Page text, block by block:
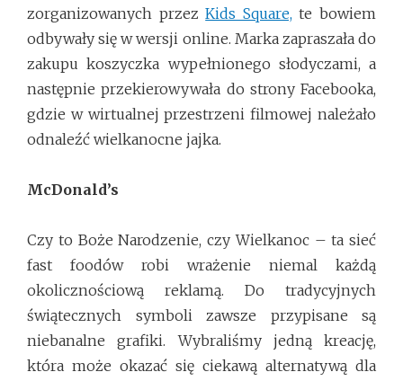
zorganizowanych przezKids Square,te bowiem
odbywały się w wersji online. Marka zapraszała do
zakupu koszyczka wypełnionego słodyczami, a
następnie przekierowywała do strony Facebooka,
gdzie w wirtualnej przestrzeni filmowej należało
odnaleźć wielkanocne jajka.
McDonald’s
Czy to Boże Narodzenie, czy Wielkanoc – ta sieć
fast foodów robi wrażenie niemal każdą
okolicznościową reklamą. Do tradycyjnych
świątecznych symboli zawsze przypisane są
niebanalne grafiki. Wybraliśmy jedną kreację,
która może okazać się ciekawą alternatywą dla